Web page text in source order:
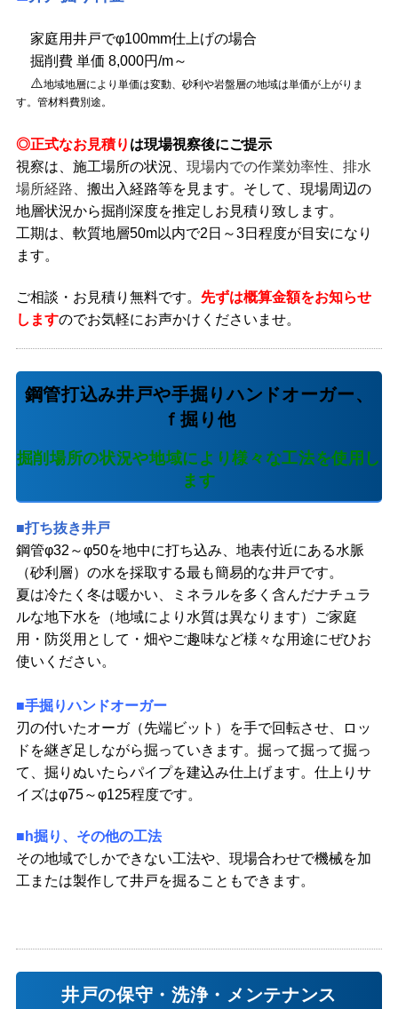
家庭用井戸でφ100mm仕上げの場合
掘削費 単価 8,000円/m～
⚠️地域地層により単価は変動、砂利や岩盤層の地域は単価が上がりま
す。管材料費別途。
◎正式なお見積り は現場視察後にご提示
視察は、施工場所の状況、 現場内での作業効率性、排水
場所経路、 搬出入経路等を見ます。そして、現場周辺の
地層状況から掘削深度を推定しお見積り致します。
工期は、軟質地層50m以内で2日～3日程度が目安になり
ます。
ご相談・お見積り無料です。 先ずは概算金額をお知らせ
しますのでお気軽にお声かけくださいませ。
鋼管打込み井戸や手掘りハンドオーガー、
ｆ掘り他
掘削場所の状況や地域により様々な工法を使用し
ます
■打ち抜き井戸
鋼管φ32～φ50を地中に打ち込み、地表付近にある水脈
（砂利層）の水を採取する最も簡易的な井戸です。
夏は冷たく冬は暖かい、ミネラルを多く含んだナチュラ
ルな地下水を（地域により水質は異なります）ご家庭
用・防災用として・畑やご趣味など様々な用途にぜひお
使いください。
■手掘りハンドオーガー
刃の付いたオーガ（先端ビット）を手で回転させ、ロッ
ドを継ぎ足しながら掘っていきます。掘って掘って掘っ
て、掘りぬいたらパイプを建込み仕上げます。仕上りサ
イズはφ75～φ125程度です。
■h掘り 、その他の工法
その地域でしかできない工法や、現場合わせで機械を加
工または製作して井戸を掘ることもできます。
井戸の保守・洗浄・メンテナンス